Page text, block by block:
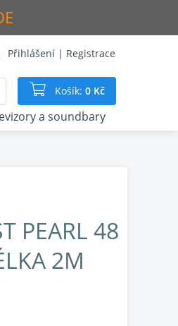
Přihlášení | Registrace
Košík: 0 Kč
PEARL 48
2M
a soundbary